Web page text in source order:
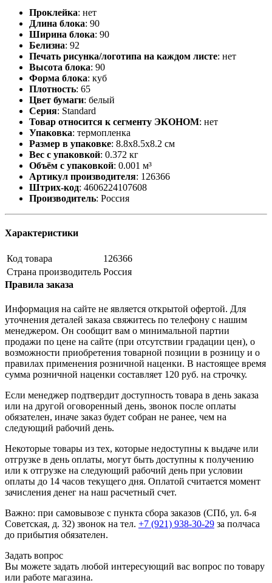
Проклейка: нет
Длина блока: 90
Ширина блока: 90
Белизна: 92
Печать рисунка/логотипа на каждом листе: нет
Высота блока: 90
Форма блока: куб
Плотность: 65
Цвет бумаги: белый
Серия: Standard
Товар относится к сегменту ЭКОНОМ: нет
Упаковка: термопленка
Размер в упаковке: 8.8x8.5x8.2 см
Вес с упаковкой: 0.372 кг
Объём с упаковкой: 0.001 м³
Артикул производителя: 126366
Штрих-код: 4606224107608
Производитель: Россия
Характеристики
Код товара
126366
Страна производитель Россия
Правила заказа
Информация на сайте не является открытой офертой. Для
уточнения деталей заказа свяжитесь по телефону с нашим
менеджером. Он сообщит вам о минимальной партии
продажи по цене на сайте (при отсутствии градации цен), о
возможности приобретения товарной позиции в розницу и о
правилах применения розничной наценки. В настоящее время
сумма розничной наценки составляет 120 руб. на строчку.
Если менеджер подтвердит доступность товара в день заказа
или на другой оговоренный день, звонок после оплаты
обязателен, иначе заказ будет собран не ранее, чем на
следующий рабочий день.
Некоторые товары из тех, которые недоступны к выдаче или
отгрузке в день оплаты, могут быть доступны к получению
или к отгрузке на следующий рабочий день при условии
оплаты до 14 часов текущего дня. Оплатой считается момент
зачисления денег на наш расчетный счет.
Важно: при самовывозе с пункта сборa заказов (СПб, ул. 6-я
Советская, д. 32) звонок на тел. +7 (921) 938-30-29 за полчаса
до прибытия обязателен.
Задать вопрос
Вы можете задать любой интересующий вас вопрос по товару
или работе магазина.